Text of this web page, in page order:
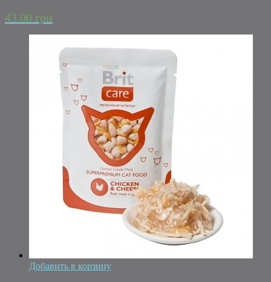
43.00 грн
Добавить в корзину